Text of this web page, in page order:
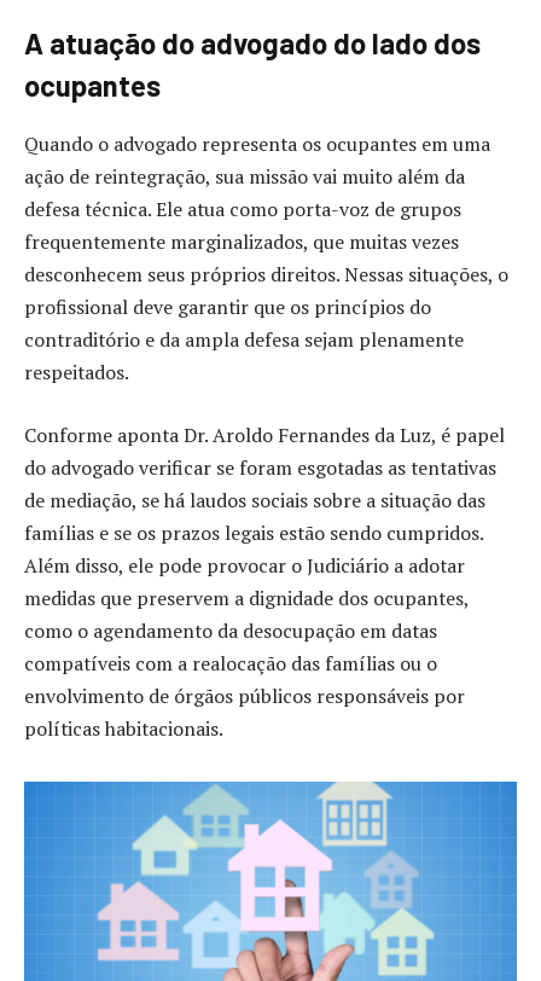
A atuação do advogado do lado dos
ocupantes
Quando o advogado representa os ocupantes em uma
ação de reintegração, sua missão vai muito além da
defesa técnica. Ele atua como porta-voz de grupos
frequentemente marginalizados, que muitas vezes
desconhecem seus próprios direitos. Nessas situações, o
profissional deve garantir que os princípios do
contraditório e da ampla defesa sejam plenamente
respeitados.
Conforme aponta Dr. Aroldo Fernandes da Luz, é papel
do advogado verificar se foram esgotadas as tentativas
de mediação, se há laudos sociais sobre a situação das
famílias e se os prazos legais estão sendo cumpridos.
Além disso, ele pode provocar o Judiciário a adotar
medidas que preservem a dignidade dos ocupantes,
como o agendamento da desocupação em datas
compatíveis com a realocação das famílias ou o
envolvimento de órgãos públicos responsáveis por
políticas habitacionais.